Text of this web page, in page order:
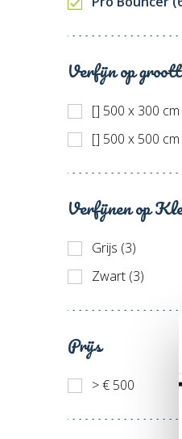
Verfijn op
[] 500 x 300 cm
[] 500 x 500 cm
Verfijnen op
Grijs (3)
Zwart (3)
Prijs
> € 500